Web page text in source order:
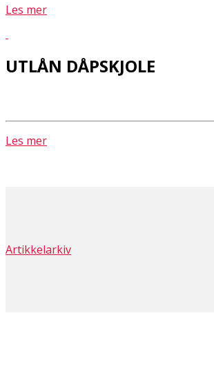
Les mer
UTLÅN DÅPSKJOLE
Les mer
Artikkelarkiv